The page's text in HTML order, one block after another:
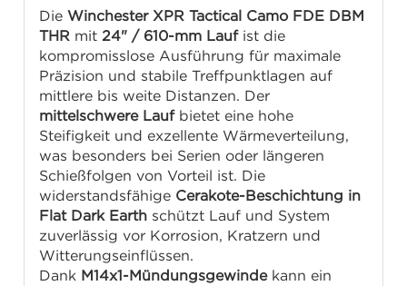
DieWinchester XPR Tactical Camo FDE DBM
THR mit24" / 610-mm Laufist die
kompromisslose Ausführung für maximale
Präzision und stabile Treffpunktlagen auf
mittlere bis weite Distanzen. Der
mittelschwere Laufbietet eine hohe
Steifigkeit und exzellente Wärmeverteilung,
was besonders bei Serien oder längeren
Schießfolgen von Vorteil ist. Die
widerstandsfähige Cerakote-Beschichtung in
Flat Dark Earth schützt Lauf und System
zuverlässig vor Korrosion, Kratzern und
Witterungseinflüssen.
Dank M14x1-Mündungsgewindekann ein